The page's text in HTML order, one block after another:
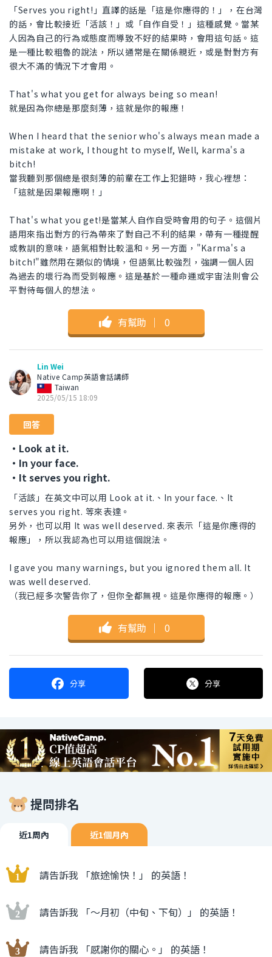
「Serves you right!」直譯的話是「這是你應得的！」，在台灣
的話，會比較接近「活該！」或「自作自受！」這種感覺。當某
人因為自己的行為或態度而導致不好的結果時，會用這句話。這
是一種比較粗魯的說法，所以通常是在關係親近，或是對對方有
很大不滿的情況下才會用。
That's what you get for always being so mean!
就是因為你總是那麼刻薄，這就是你的報應！
When I heard that the senior who's always mean made a
mistake at work, I thought to myself, Well, karma's a
bitch!
當我聽到那個總是很刻薄的前輩在工作上犯錯時，我心裡想：
「這就是因果報應啊！」
That's what you get!是當某人自作自受時會用的句子。這個片
語用來指出對方的行為帶來了對自己不利的結果，帶有一種提醒
或教訓的意味，語氣相對比較溫和。另一方面，"Karma's a
bitch!"雖然用在類似的情境，但語氣比較強烈，強調一個人因
為過去的壞行為而受到報應。這是基於一種命運或宇宙法則會公
平對待每個人的想法。
有幫助 ｜ 0
Lin Wei
Native Camp英語會話講師
Taiwan
2025/05/15 18:09
回答
・Look at it.
・In your face.
・It serves you right.
「活該」在英文中可以用 Look at it.、In your face.、It
serves you right. 等來表達。
另外，也可以用 It was well deserved. 來表示「這是你應得的
報應」，所以我認為也可以用這個說法。
I gave you many warnings, but you ignored them all. It
was well deserved.
（我已經多次警告你了，但你全都無視。這是你應得的報應。）
有幫助 ｜ 0
分享 分享
提問排名
近1周內 近1個月內
請告訴我 「旅途愉快！」 的英語！
請告訴我 「〜月初（中旬、下旬）」 的英語！
請告訴我 「感謝你的關心。」 的英語！